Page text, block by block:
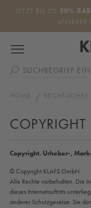
Zum Hauptinhalt springen
JETZT BIS ZU 50%
HOME RECHTLICHES
COPYRIGHT
Copyright. Urheber-,
© Copyright KLAFS GmbH.
Alle Rechte vorbehalten. Die
dieses Internetauftritts
anderer Schutzgesetze. Sie